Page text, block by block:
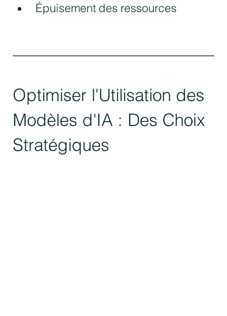
Épuisement des ressources
Optimiser l'Utilisation des
Modèles d'IA : Des Choix
Stratégiques